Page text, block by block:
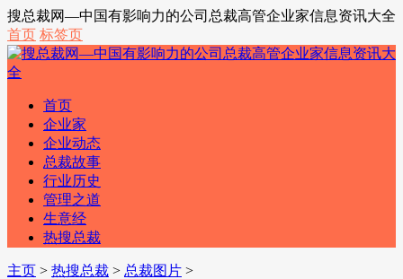
搜总裁网—中国有影响力的公司总裁高管企业家信息资讯大全
首页 标签页
首页
企业家
企业动态
总裁故事
行业历史
管理之道
生意经
热搜总裁
主页 > 热搜总裁 > 总裁图片 >